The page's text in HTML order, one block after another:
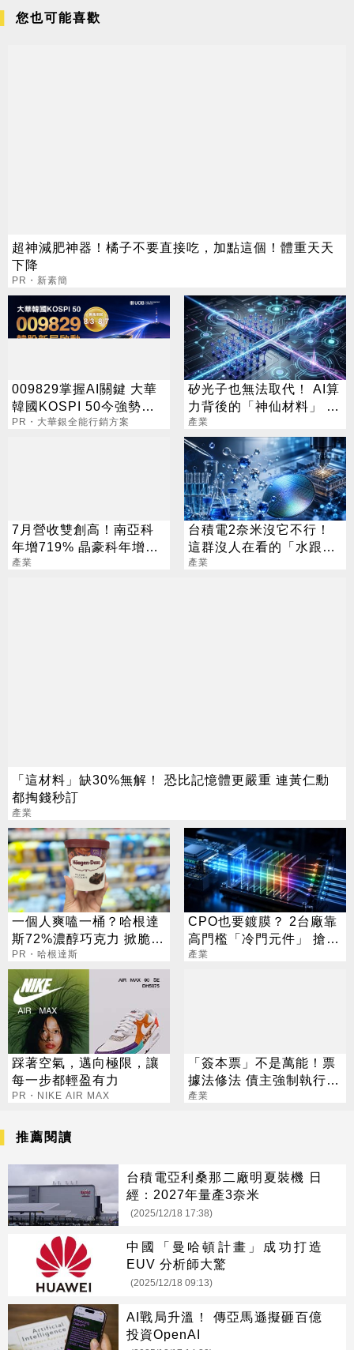
您也可能喜歡
超神減肥神器！橘子不要直接吃，加點這個！體重天天
下降
PR・新素簡
009829掌握AI關鍵 大華
韓國KOSPI 50今強勢開
募
PR・大華銀全能行銷方案
矽光子也無法取代！ AI算
力背後的「神仙材料」 這
幾家默默爆賺
產業
7月營收雙創高！南亞科
年增719% 晶豪科年增
491%
產業
台積電2奈米沒它不行！
這群沒人在看的「水跟
氣」 正在默默吸金
產業
「這材料」缺30%無解！ 恐比記憶體更嚴重 連黃仁勳
都掏錢秒訂
產業
一個人爽嗑一桶？哈根達
斯72%濃醇巧克力 掀脆友
共鳴
PR・哈根達斯
CPO也要鍍膜？ 2台廠靠
高門檻「冷門元件」 搶下
AI關鍵入場券
產業
踩著空氣，邁向極限，讓
每一步都輕盈有力
PR・NIKE AIR MAX
「簽本票」不是萬能！票
據法修法 債主強制執行資
格將被限縮
產業
推薦閱讀
台積電亞利桑那二廠明夏裝機 日
經：2027年量產3奈米
(2025/12/18 17:38)
中國「曼哈頓計畫」成功打造
EUV 分析師大驚
(2025/12/18 09:13)
AI戰局升溫！ 傳亞馬遜擬砸百億
投資OpenAI